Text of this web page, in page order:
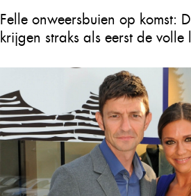
Felle onweersbuien op komst:
krijgen straks als eerst de volle